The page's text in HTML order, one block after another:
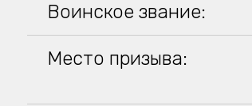
Воинское звание:
Место призыва: